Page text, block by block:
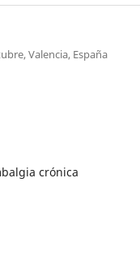
Valencia, España
crónica